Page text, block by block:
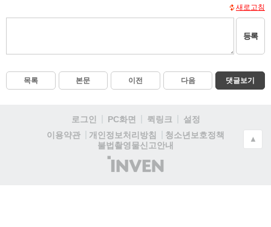
새로고침
등록
목록 본문 이전 다음 댓글보기
로그인 PC화면 퀵링크
설정
이용약관
개인정보처리방침
청소년보호정책
불법촬영물신고안내
(주)
인
▲